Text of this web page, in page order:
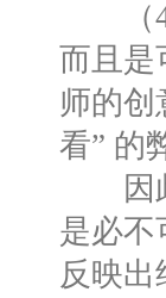
（4
而且是
师的创
看” 的
因此
是必不
反映